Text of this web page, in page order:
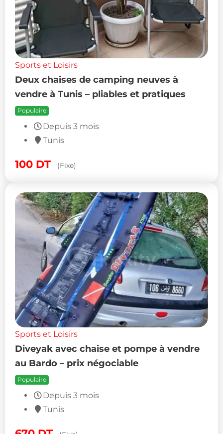
Sports et Loisirs
Deux chaises de camping neuves à
vendre à Tunis – pliables et pratiques
Populaire
Depuis 3 mois
Tunis
100 DT (Fixe)
Sports et Loisirs
Diveyak avec chaise et pompe à vendre
au Bardo – prix négociable
Populaire
Depuis 3 mois
Tunis